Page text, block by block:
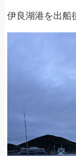
伊良湖港を出船